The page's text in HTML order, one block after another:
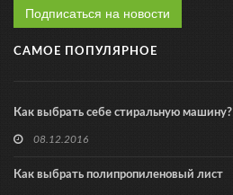
Подписаться на новости
САМОЕ ПОПУЛЯРНОЕ
Как выбрать себе стиральную машину?
08.12.2016
Как выбрать полипропиленовый лист